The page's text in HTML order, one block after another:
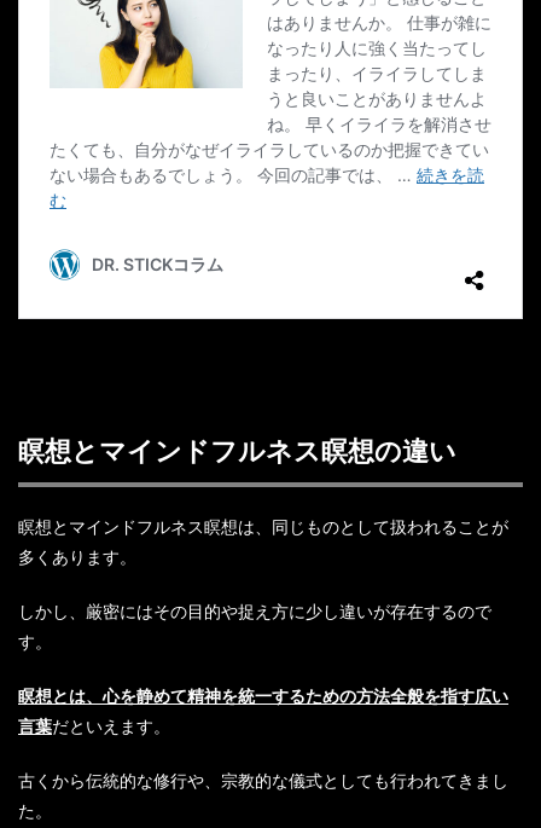
瞑想とマインドフルネス瞑想の違い
瞑想とマインドフルネス瞑想は、同じものとして扱われることが
多くあります。
しかし、厳密にはその目的や捉え方に少し違いが存在するので
す。
瞑想とは、心を静めて精神を統一するための方法全般を指す広い
言葉だといえます。
古くから伝統的な修行や、宗教的な儀式としても行われてきまし
た。